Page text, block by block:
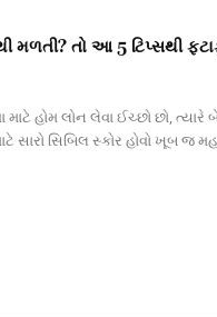
મળતી? તો આ 5 ટિપ્સથી
હોમ લોન લેવા ઈચ્છો છો, ત્યારે
સારો સિબિલ સ્કોર હોવો ખૂબ જ